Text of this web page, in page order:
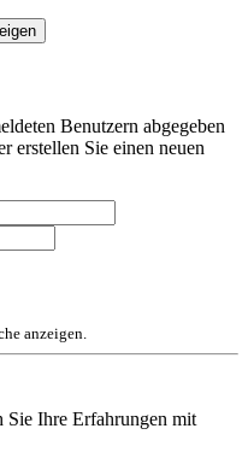
Benutzern abgegeben
erstellen Sie einen neuen
anzeigen.
Sie Ihre Erfahrungen mit